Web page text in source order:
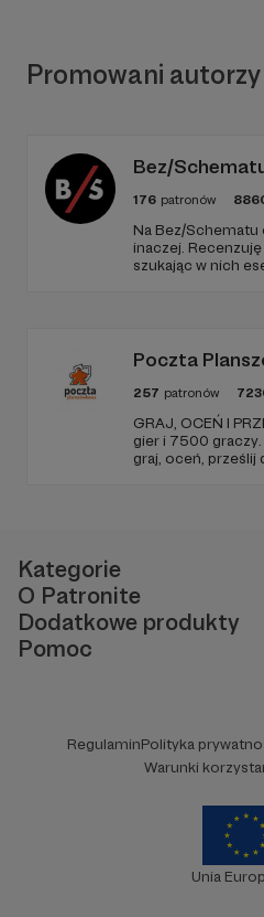
Promowani autorzy
Bez/
176 patronów
Na Bez/
inaczej.
szukając w nich
Poczta
257 patronów
GRAJ, OCEŃ I
gier i 7500
graj, oceń, prześlij
Kategorie
O Patronite
Dodatkowe produkty
Pomoc
RegulaminPolityka
Warunki
Unia